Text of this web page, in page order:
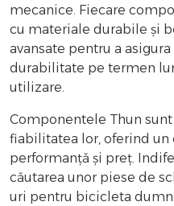
mecanice. Fiecare
cu materiale durabile și
avansate pentru a
durabilitate pe termen
utilizare.
Componentele Thun
fiabilitatea lor, oferind
performanță și preț.
căutarea unor piese de
uri pentru bicicleta